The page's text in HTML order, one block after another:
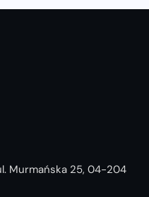
Murmańska 25, 04-204